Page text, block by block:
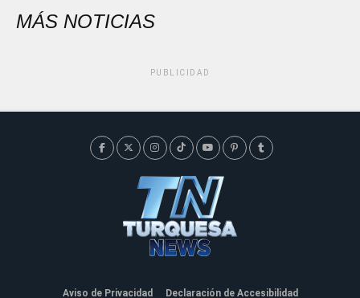
MÁS NOTICIAS
PUBLICIDAD
Aviso de Privacidad Declaración de Accesibilidad